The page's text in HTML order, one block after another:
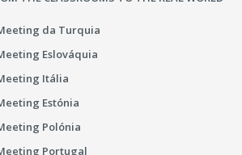
da Turquia
Eslováquia
Itália
Estónia
Polónia
Portugal